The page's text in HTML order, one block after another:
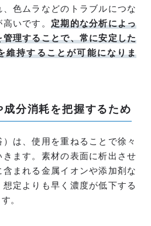
、色ムラなどのトラブルにつな
高いです。定期的な分析によっ
管理することで、常に安定した
維持することが可能になりま
成分消耗を把握するため
は、使用を重ねることで徐々
きます。素材の表面に析出させ
含まれる金属イオンや添加剤な
想定よりも早く濃度が低下する
。